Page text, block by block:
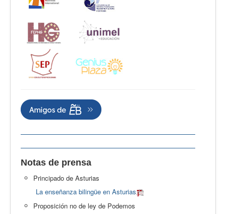
Notas de prensa
Principado de Asturias
La enseñanza bilingüe en Asturias
Proposición no de ley de Podemos